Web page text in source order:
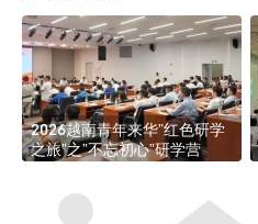
2026越南青年来华”红色研学
之旅”之”不忘初心”研学营